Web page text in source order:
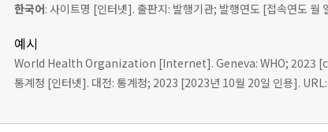
한국어: 사이트명 [인터넷]. 출판지: 발행기관; 발행연도 [접속연도 월
예시
World Health Organization [Internet]. Geneva: WHO;
통계청 [인터넷]. 대전: 통계청; 2023 [2023년 10월 20일 인용].